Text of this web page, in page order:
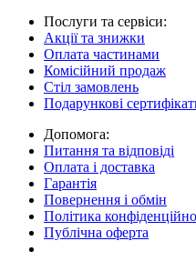
Послуги та сервіси:
Акції та знижки
Оплата частинами
Комісійний продаж
Стіл замовлень
Подарункові
Допомога:
Питання та відповіді
Оплата і доставка
Гарантія
Повернення і обмін
Політика
Публічна оферта